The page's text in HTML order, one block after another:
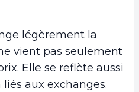
légèrement la
vient pas seulement
Elle se reflète aussi
aux exchanges.